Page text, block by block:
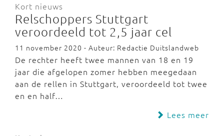
Kort nieuws
Relschoppers Stuttgart
veroordeeld tot 2,5 jaar cel
11 november 2020 - Auteur: Redactie Duitslandweb
De rechter heeft twee mannen van 18 en 19
jaar die afgelopen zomer hebben meegedaan
aan de rellen in Stuttgart, veroordeeld tot twee
en en half…
Lees meer